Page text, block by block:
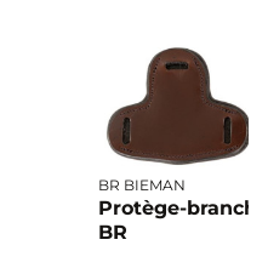
BR BIEMAN
Protège-
BR